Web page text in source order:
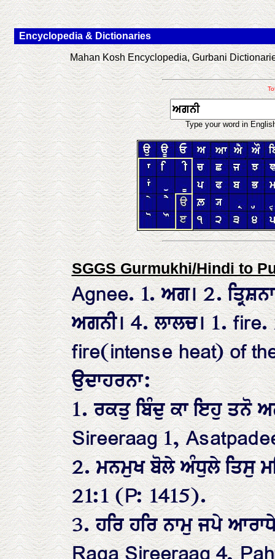
Encyclopedia & Dictionaries
Mahan Kosh Encyclopedia, Gurbani
Type your word in
SGGS Gurmukhi/Hindi to
Agnee. 1. ਅਗ। 2.
ਅਗਨੀ। 4. ਲਾਲਚ। 1.
fire(intense heat) of
ਉਦਾਹਰਨਾ:
1. ਰਕਤੁ ਬਿੰਦੁ ਕਾ ਇਹੁ ਤਨੋ
Sireeraag 1,
2. ਮਨਮੁਖ ਬੋਲੇ ਅੰਧੁਲੇ ਤਿਸੁ
21:1 (P: 1415).
3. ਹਰਿ ਹਰਿ ਨਾਮੁ ਜਪੇ